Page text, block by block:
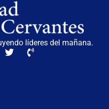
líderes del mañana.